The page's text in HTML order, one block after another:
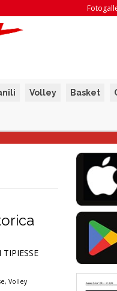
Volley Basket
,Volley